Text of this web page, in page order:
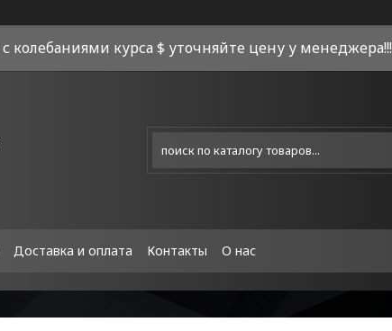
с колебаниями курса $ уточняйте цену у менеджера!!!
Доставка и оплата Контакты О нас